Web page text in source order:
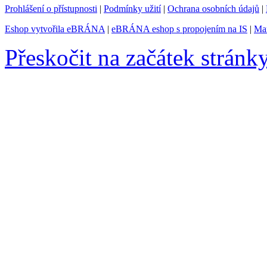
Prohlášení o přístupnosti | Podmínky užití| Ochrana osobních údajů |
Eshop vytvořila eBRÁNA | eBRÁNA eshop s propojením na IS |
Přeskočit na začátek